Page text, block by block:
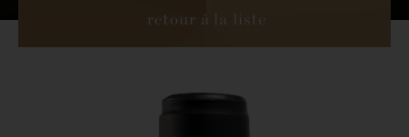
retour à la liste